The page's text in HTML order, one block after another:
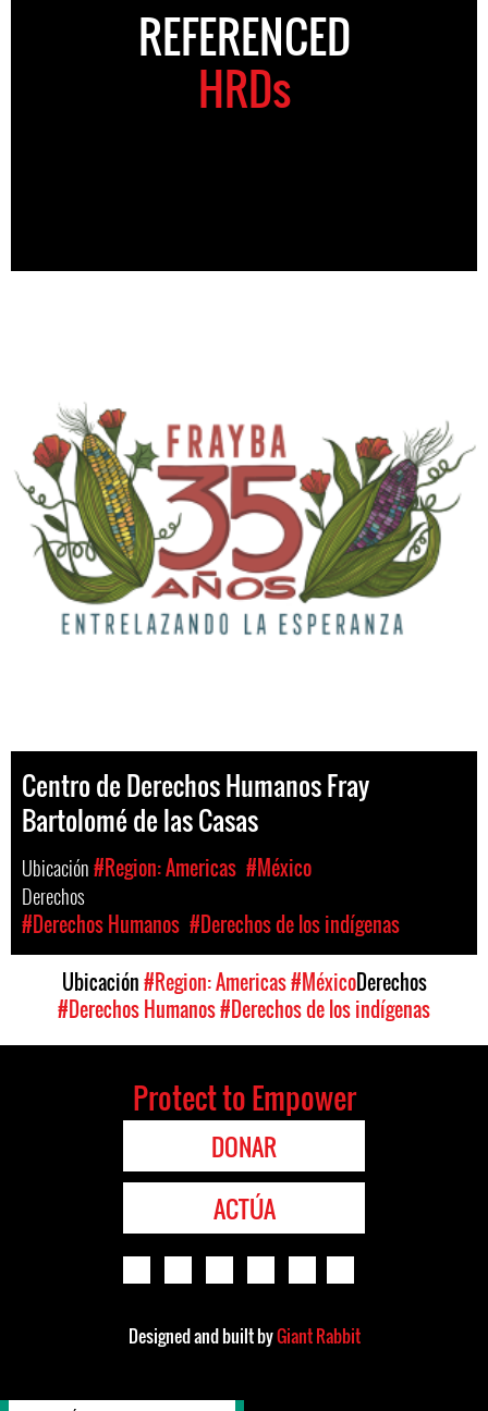
REFERENCED
HRDs
Centro de Derechos Humanos Fray
Bartolomé de las Casas
Ubicación#Region: Americas #México
Derechos
#Derechos Humanos #Derechos de los indígenas
Ubicación#Region: Americas#MéxicoDerechos
#Derechos Humanos#Derechos de los indígenas
Protect to Empower
DONAR
ACTÚA
Designed and built byGiant Rabbit